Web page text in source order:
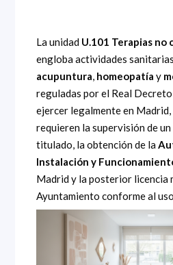
La unidad U.101 Terapias no
engloba actividades
acupuntura, homeopatía y
reguladas por el Real
ejercer legalmente en
requieren la supervisión de
titulado, la obtención de la
Instalación y
Madrid y la posterior licencia
Ayuntamiento conforme al